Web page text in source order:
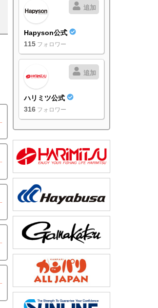
追加
Hapyson公式
115 フォロワー
追加
ハリミツ公式
316 フォロワー